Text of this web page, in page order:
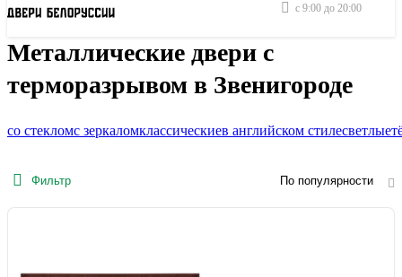
с 9:00 до 20:00
Металлические двери с
терморазрывом в Звенигороде
со стекломс зеркаломклассическиев английском стилесветлые
Фильтр По популярности